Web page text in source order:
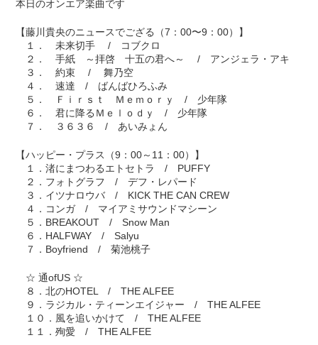
本日のオンエア楽曲です
【藤川貴央のニュースでござる（7：00〜9：00）】
１． 未来切手 / コブクロ
２． 手紙 ～拝啓 十五の君へ～ / アンジェラ・アキ
３． 約束 / 舞乃空
４． 速達 / ばんばひろふみ
５． Ｆｉｒｓｔ Ｍｅｍｏｒｙ / 少年隊
６． 君に降るＭｅｌｏｄｙ / 少年隊
７． ３６３６ / あいみょん
【ハッピー・プラス（9：00～11：00）】
１．渚にまつわるエトセトラ / PUFFY
２．フォトグラフ / デフ・レパード
３．イツナロウバ / KICK THE CAN CREW
４．コンガ / マイアミサウンドマシーン
５．BREAKOUT / Snow Man
６．HALFWAY / Salyu
７．Boyfriend / 菊池桃子
☆ 通ofUS ☆
８．北のHOTEL / THE ALFEE
９．ラジカル・ティーンエイジャー / THE ALFEE
１０．風を追いかけて / THE ALFEE
１１．殉愛 / THE ALFEE